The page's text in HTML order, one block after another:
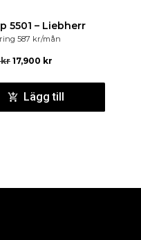
5501 – Liebherr
587 kr/mån
kr 17,900 kr
Lägg till